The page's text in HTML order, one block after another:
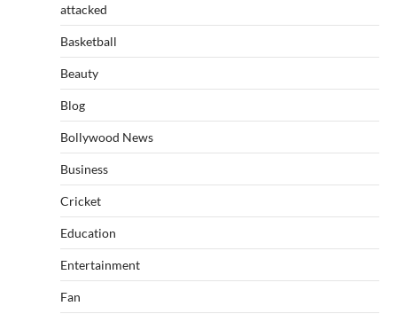
attacked
Basketball
Beauty
Blog
Bollywood News
Business
Cricket
Education
Entertainment
Fan